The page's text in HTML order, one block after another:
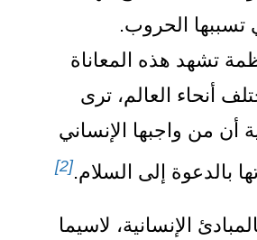
تسببها الحروب.
تشهد هذه المعاناة
أنحاء العالم، ترى
أن من واجبها الإنساني
بالدعوة إلى السلام.[2]
الإنسانية، لاسيما